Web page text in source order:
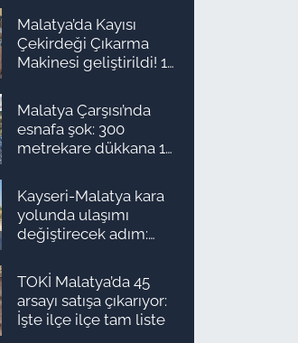
Malatya’da Kayısı
Çekirdeği Çıkarma
Makinesi geliştirildi! 16
Malatya Çarşısı’nda
esnafa şok: 300
metrekare dükkana 1
Kayseri-Malatya kara
yolunda ulaşımı
değiştirecek adım:
TOKİ Malatya’da 45
arsayı satışa çıkarıyor:
İşte ilçe ilçe tam liste